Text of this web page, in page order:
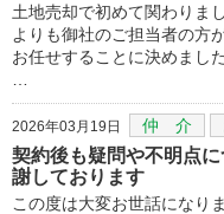
土地売却で初めて関わりま
よりも御社のご担当者の方
お任せすることに決めました
2026年03月19日 仲 介
契約後も疑問や不明点
謝しております
この度は大変お世話になり